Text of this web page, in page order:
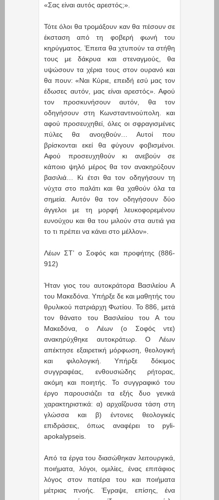
«Σας είναι αυτός αρεστός;».
Τότε όλοι θα τρομάξουν καν θα πέσουν σε
έκσταση από τη φοβερή φωνή του
κηρύγματος. Έπειτα θα χτυπούν τα στήθη
τους με δάκρυα και στεναγμούς, θα
υψώσουν τα χέρια τους στον ουρανό και
θα πουν: «Ναι Κύριε, επειδή εσύ μας τον
έδωσες αυτόν, μας είναι αρεστός». Αφού
τον προσκυνήσουν αυτόν, θα τον
οδηγήσουν στη Κωνσταντινούπολη. και
αφού προσευχηθεί, όλες οι σφραγισμένες
πύλες θα ανοιχθούν… Αυτοί που
βρίσκονται εκεί θα φύγουν φοβισμένοι.
Αφού προσευχηθούν κι ανεβούν σε
κάποιο ψηλό μέρος θα τον ανακηρύξουν
βασιλιά… Κι έτσι θα τον οδηγήσουν τη
νύχτα στο παλάτι και θα χαθούν όλα τα
σημεία. Αυτόν θα τον οδηγήσουν δύο
άγγελοι με τη μορφή λευκοφορεμένου
ευνούχου και θα του μιλούν στα αυτιά για
το τι πρέπει να κάνει στο μέλλον».
Λέων ΣΤ’ ο Σοφός και προφήτης (886-
912)
Ήταν γιος του αυτοκράτορα Βασιλείου Α
του Μακεδόνα. Υπήρξε δε και μαθητής του
θρυλικού πατριάρχη Φωτίου. Το 886, μετά
τον θάνατο του Βασιλείου του Α του
Μακεδόνα, ο Λέων (ο Σοφός ντε)
ανακηρύχθηκε αυτοκράτωρ. Ο Λέων
απέκτησε εξαιρετική μόρφωση, θεολογική
και φιλολογική. Υπήρξε δόκιμος
συγγραφέας, ενθουσιώδης ρήτορας,
ακόμη και ποιητής. Το συγγραφικό του
έργο παρουσιάζει τα εξής δυο γενικά
χαρακτηριστικά: α) αρχαΐζουσα τάση στη
γλώσσα και β) έντονες θεολογικές
επιδράσεις, όπως αναφέρει το pyli-
apokalypseis.
Από τα έργα του διασώθηκαν λειτουργικά,
ποιήματα, λόγοι, ομιλίες, ένας επιτάφιος
λόγος στον πατέρα του και ποιήματα
μέτριας πνοής. Έγραψε, επίσης, ένα